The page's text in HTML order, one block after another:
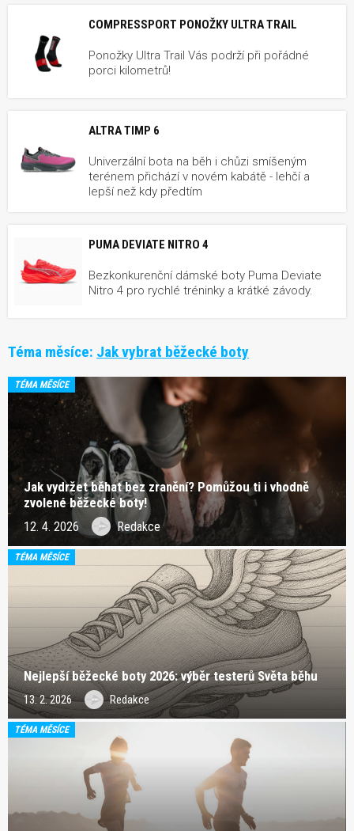
COMPRESSPORT PONOŽKY ULTRA TRAIL
Ponožky Ultra Trail Vás podrží při pořádné
porci kilometrů!
ALTRA TIMP 6
Univerzální bota na běh i chůzi smíšeným
terénem přichází v novém kabátě - lehčí a
lepší než kdy předtím
PUMA DEVIATE NITRO 4
Bezkonkurenční dámské boty Puma Deviate
Nitro 4 pro rychlé tréninky a krátké závody.
Téma měsíce: Jak vybrat běžecké boty
TÉMA MĚSÍCE
Jak vydržet běhat bez zranění? Pomůžou ti i vhodně
zvolené běžecké boty!
12. 4. 2026 Redakce
TÉMA MĚSÍCE
Nejlepší běžecké boty 2026: výběr testerů Světa běhu
13. 2. 2026 Redakce
TÉMA MĚSÍCE